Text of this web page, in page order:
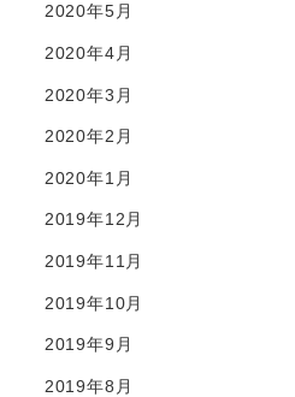
2020年5月
2020年4月
2020年3月
2020年2月
2020年1月
2019年12月
2019年11月
2019年10月
2019年9月
2019年8月